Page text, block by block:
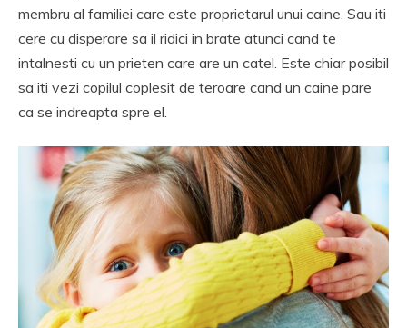
membru al familiei care este proprietarul unui caine. Sau iti
cere cu disperare sa il ridici in brate atunci cand te
intalnesti cu un prieten care are un catel. Este chiar posibil
sa iti vezi copilul coplesit de teroare cand un caine pare
ca se indreapta spre el.